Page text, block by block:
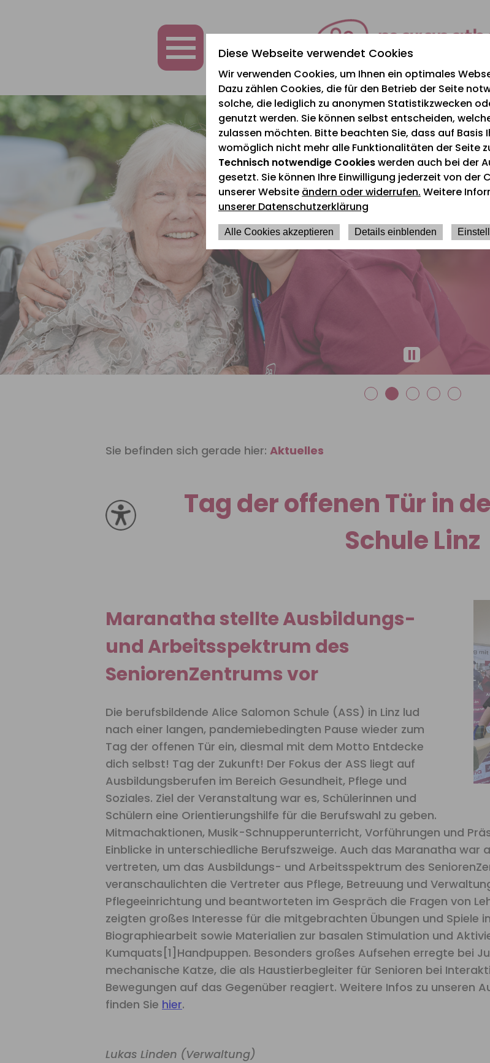
Diese Webseite verwendet Cookies
Wir verwenden Cookies, um Ihnen ein optimales
Dazu zählen Cookies, die für den Betrieb der Seite
solche, die lediglich zu anonymen Statistikzwecken
genutzt werden. Sie können selbst entscheiden,
zulassen möchten. Bitte beachten Sie, dass auf Basis
womöglich nicht mehr alle Funktionalitäten der Seite
Technisch notwendige Cookieswerden auch bei der
gesetzt. Sie können Ihre Einwilligung jederzeit von der
unserer Website ändern oder widerrufen. Weitere
unserer Datenschutzerklärung
Alle Cookies akzeptieren Details einblenden
Sie befinden sich gerade hier: Aktuelles
Tag der offenen Tür in
Schule Linz
Maranatha stellte Ausbildungs-
und Arbeitsspektrum des
SeniorenZentrums vor
Die berufsbildende Alice Salomon Schule (ASS) in Linz lud
nach einer langen, pandemiebedingten Pause wieder zum
Tag der offenen Tür ein, diesmal mit dem Motto Entdecke
dich selbst! Tag der Zukunft! Der Fokus der ASS liegt auf
Ausbildungsberufen im Bereich Gesundheit, Pflege und
Soziales. Ziel der Veranstaltung war es, Schülerinnen und
Schülern eine Orientierungshilfe für die Berufswahl zu geben.
Mitmachaktionen, Musik-Schnupperunterricht, Vorführungen und
Einblicke in unterschiedliche Berufszweige. Auch das Maranatha war
vertreten, um das Ausbildungs- und Arbeitsspektrum des
veranschaulichten die Vertreter aus Pflege, Betreuung und
Pflegeeinrichtung und beantworteten im Gespräch die Fragen von
zeigten großes Interesse für die mitgebrachten Übungen und Spiele
Biographiearbeit sowie Materialien zur basalen Stimulation und
Kumquats[1]Handpuppen. Besonders großes Aufsehen erregte bei
mechanische Katze, die als Haustierbegleiter für Senioren bei
Bewegungen auf das Gegenüber reagiert. Weitere Infos zu unseren
finden Sie hier.
Lukas Linden (Verwaltung)